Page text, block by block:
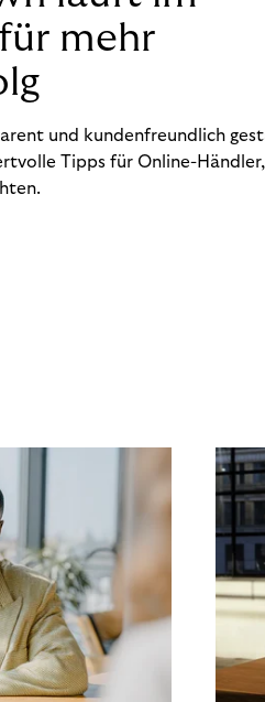
mehr
und kundenfreundlich
Tipps für Online-